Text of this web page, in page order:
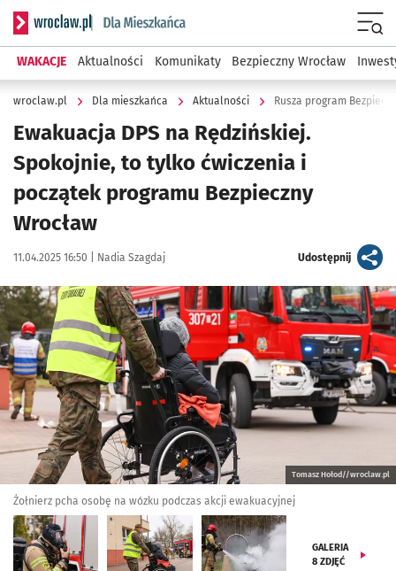
Serwis informacyjny wroclaw.pl podserwis: Dla mieszkańca
WAKACJE Aktualności Komunikaty Bezpieczny Wrocław
wroclaw.pl Dla mieszkańca Aktualności Rusza program
Ewakuacja DPS na Rędzińskiej.
Spokojnie, to tylko ćwiczenia i
początek programu Bezpieczny
Wrocław
Data publikacji:
11.04.2025 16:50 | Autor:
Nadia Szagdaj Udostępnijartykuł
Kliknij, aby zobaczyć galerię
Tomasz Hołod//wroclaw.pl
Żołnierz pcha osobę na wózku podczas akcji ewakuacyjnej
GALERIA
8 ZDJĘĆ